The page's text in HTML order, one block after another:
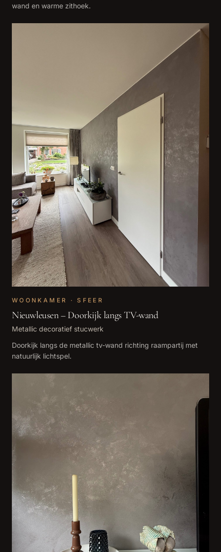
wand en warme zithoek.
WOONKAMER · SFEER
Nieuwleusen – Doorkijk langs TV-wand
Metallic decoratief stucwerk
Doorkijk langs de metallic tv-wand richting raampartij met
natuurlijk lichtspel.